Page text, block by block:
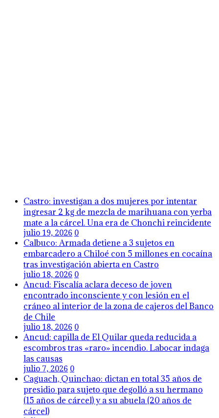
Castro: investigan a dos mujeres por intentar
ingresar 2 kg de mezcla de marihuana con yerba
mate a la cárcel. Una era de Chonchi reincidente
julio 19, 2026 0
Calbuco: Armada detiene a 3 sujetos en
embarcadero a Chiloé con 5 millones en cocaína
tras investigación abierta en Castro
julio 18, 2026 0
Ancud: Fiscalía aclara deceso de joven
encontrado inconsciente y con lesión en el
cráneo al interior de la zona de cajeros del Banco
de Chile
julio 18, 2026 0
Ancud: capilla de El Quilar queda reducida a
escombros tras «raro» incendio. Labocar indaga
las causas
julio 7, 2026 0
Caguach, Quinchao: dictan en total 35 años de
presidio para sujeto que degolló a su hermano
(15 años de cárcel) y a su abuela (20 años de
cárcel)